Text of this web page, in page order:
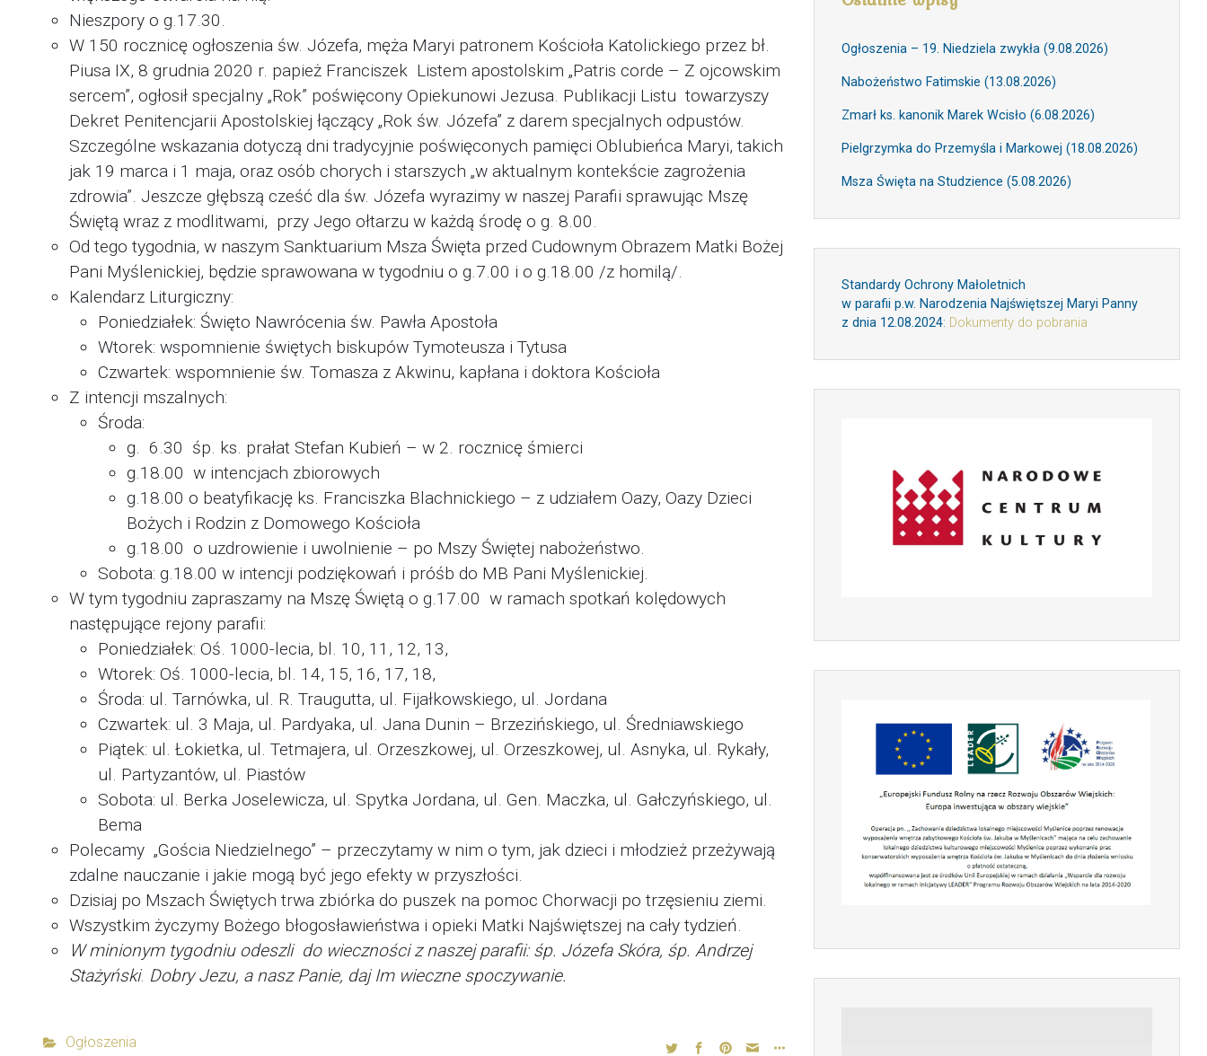
Nieszpory o g.17.30.
W 150 rocznicę ogłoszenia św. Józefa, męża Maryi patronem Kościoła Katolickiego przez bł.
Piusa IX, 8 grudnia 2020 r. papież Franciszek Listem apostolskim „Patris corde – Z ojcowskim
sercem”, ogłosił specjalny „Rok” poświęcony Opiekunowi Jezusa. Publikacji Listu towarzyszy
Dekret Penitencjarii Apostolskiej łączący „Rok św. Józefa” z darem specjalnych odpustów.
Szczególne wskazania dotyczą dni tradycyjnie poświęconych pamięci Oblubieńca Maryi, takich
jak 19 marca i 1 maja, oraz osób chorych i starszych „w aktualnym kontekście zagrożenia
zdrowia”. Jeszcze głębszą cześć dla św. Józefa wyrazimy w naszej Parafii sprawując Mszę
Świętą wraz z modlitwami, przy Jego ołtarzu w każdą środę o g. 8.00.
Od tego tygodnia, w naszym Sanktuarium Msza Święta przed Cudownym Obrazem Matki Bożej
Pani Myślenickiej, będzie sprawowana w tygodniu o g.7.00 i o g.18.00 /z homilą/.
Kalendarz Liturgiczny:
Poniedziałek: Święto Nawrócenia św. Pawła Apostoła
Wtorek: wspomnienie świętych biskupów Tymoteusza i Tytusa
Czwartek: wspomnienie św. Tomasza z Akwinu, kapłana i doktora Kościoła
Z intencji mszalnych:
Środa:
g. 6.30 śp. ks. prałat Stefan Kubień – w 2. rocznicę śmierci
g.18.00 w intencjach zbiorowych
g.18.00 o beatyfikację ks. Franciszka Blachnickiego – z udziałem Oazy, Oazy Dzieci
Bożych i Rodzin z Domowego Kościoła
g.18.00 o uzdrowienie i uwolnienie – po Mszy Świętej nabożeństwo.
Sobota: g.18.00 w intencji podziękowań i próśb do MB Pani Myślenickiej.
W tym tygodniu zapraszamy na Mszę Świętą o g.17.00 w ramach spotkań kolędowych
następujące rejony parafii:
Poniedziałek: Oś. 1000-lecia, bl. 10, 11, 12, 13,
Wtorek: Oś. 1000-lecia, bl. 14, 15, 16, 17, 18,
Środa: ul. Tarnówka, ul. R. Traugutta, ul. Fijałkowskiego, ul. Jordana
Czwartek: ul. 3 Maja, ul. Pardyaka, ul. Jana Dunin – Brzezińskiego, ul. Średniawskiego
Piątek: ul. Łokietka, ul. Tetmajera, ul. Orzeszkowej, ul. Orzeszkowej, ul. Asnyka, ul. Rykały,
ul. Partyzantów, ul. Piastów
Sobota: ul. Berka Joselewicza, ul. Spytka Jordana, ul. Gen. Maczka, ul. Gałczyńskiego, ul.
Bema
Polecamy „Gościa Niedzielnego” – przeczytamy w nim o tym, jak dzieci i młodzież przeżywają
zdalne nauczanie i jakie mogą być jego efekty w przyszłości.
Dzisiaj po Mszach Świętych trwa zbiórka do puszek na pomoc Chorwacji po trzęsieniu ziemi.
Wszystkim życzymy Bożego błogosławieństwa i opieki Matki Najświętszej na cały tydzień.
W minionym tygodniu odeszli do wieczności z naszej parafii: śp. Józefa Skóra, śp. Andrzej
Stażyński. Dobry Jezu, a nasz Panie, daj Im wieczne spoczywanie.
Ogłoszenia
Ogłoszenia – 19. Niedziela zwykła (9.08.2026)
Nabożeństwo Fatimskie (13.08.2026)
Zmarł ks. kanonik Marek Wcisło (6.08.2026)
Pielgrzymka do Przemyśla i Markowej (18.08.2026)
Msza Święta na Studzience (5.08.2026)
Standardy Ochrony Małoletnich
w parafii p.w. Narodzenia Najświętszej Maryi Panny
z dnia 12.08.2024: Dokumenty do pobrania